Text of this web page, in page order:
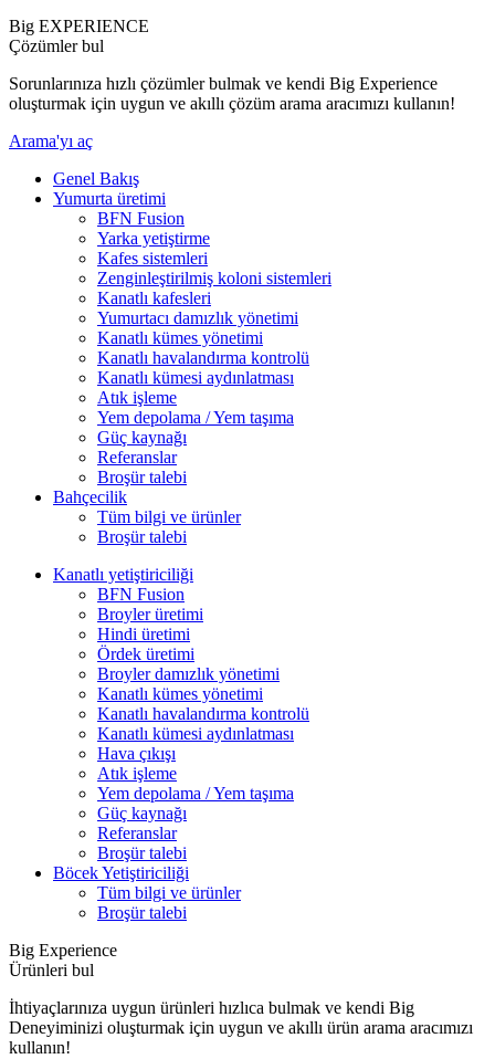
Big EXPERIENCE
Çözümler bul
Sorunlarınıza hızlı çözümler bulmak ve kendi Big Experience
oluşturmak için uygun ve akıllı çözüm arama aracımızı kullanın!
Arama'yı aç
Genel Bakış
Yumurta üretimi
BFN Fusion
Yarka yetiştirme
Kafes sistemleri
Zenginleştirilmiş koloni sistemleri
Kanatlı kafesleri
Yumurtacı damızlık yönetimi
Kanatlı kümes yönetimi
Kanatlı havalandırma kontrolü
Kanatlı kümesi aydınlatması
Atık işleme
Yem depolama / Yem taşıma
Güç kaynağı
Referanslar
Broşür talebi
Bahçecilik
Tüm bilgi ve ürünler
Broşür talebi
Kanatlı yetiştiriciliği
BFN Fusion
Broyler üretimi
Hindi üretimi
Ördek üretimi
Broyler damızlık yönetimi
Kanatlı kümes yönetimi
Kanatlı havalandırma kontrolü
Kanatlı kümesi aydınlatması
Hava çıkışı
Atık işleme
Yem depolama / Yem taşıma
Güç kaynağı
Referanslar
Broşür talebi
Böcek Yetiştiriciliği
Tüm bilgi ve ürünler
Broşür talebi
Big Experience
Ürünleri bul
İhtiyaçlarınıza uygun ürünleri hızlıca bulmak ve kendi Big
Deneyiminizi oluşturmak için uygun ve akıllı ürün arama aracımızı
kullanın!